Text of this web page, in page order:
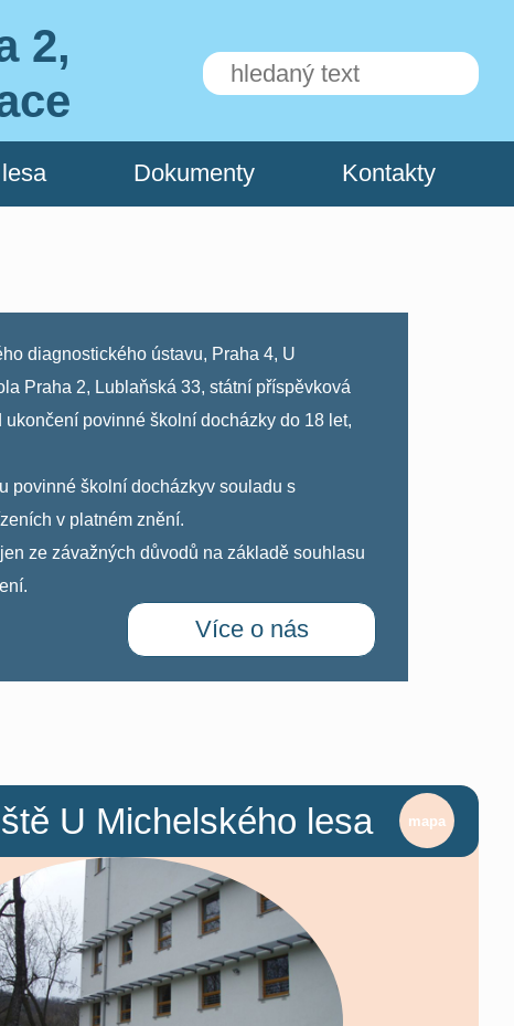
2,
Dokumenty Kontakty
diagnostického ústavu, Praha 4, U
Praha 2, Lublaňská 33, státní příspěvková
povinné školní docházky do 18 let,
povinné školní docházkyv souladu s
v platném znění.
ze závažných důvodů na základě souhlasu
Více o nás
U Michelského lesa mapa